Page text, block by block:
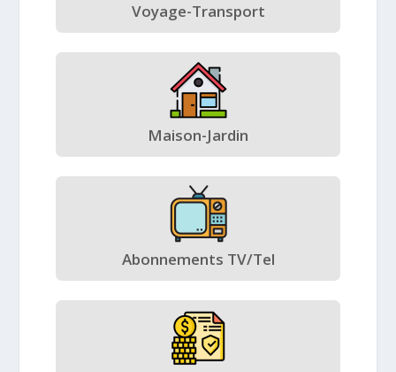
Voyage-Transport
Maison-Jardin
Abonnements TV/Tel